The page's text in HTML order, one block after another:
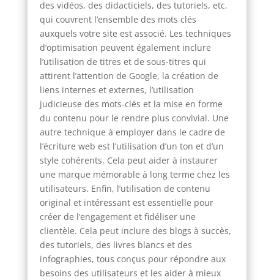
des vidéos, des didacticiels, des tutoriels, etc.
qui couvrent l’ensemble des mots clés
auxquels votre site est associé. Les techniques
d’optimisation peuvent également inclure
l’utilisation de titres et de sous-titres qui
attirent l’attention de Google, la création de
liens internes et externes, l’utilisation
judicieuse des mots-clés et la mise en forme
du contenu pour le rendre plus convivial. Une
autre technique à employer dans le cadre de
l’écriture web est l’utilisation d’un ton et d’un
style cohérents. Cela peut aider à instaurer
une marque mémorable à long terme chez les
utilisateurs. Enfin, l’utilisation de contenu
original et intéressant est essentielle pour
créer de l’engagement et fidéliser une
clientèle. Cela peut inclure des blogs à succès,
des tutoriels, des livres blancs et des
infographies, tous conçus pour répondre aux
besoins des utilisateurs et les aider à mieux